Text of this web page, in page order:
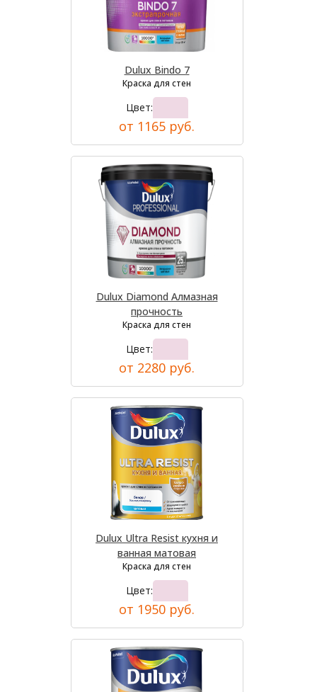
Dulux Bindo 7
Краска для стен
Цвет:
от 1165 руб.
Dulux Diamond Алмазная
прочность
Краска для стен
Цвет:
от 2280 руб.
Dulux Ultra Resist кухня и
ванная матовая
Краска для стен
Цвет:
от 1950 руб.